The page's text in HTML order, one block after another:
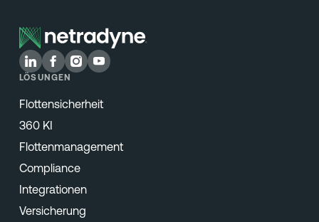
LÖSUNGEN
Flottensicherheit
360 KI
Flottenmanagement
Compliance
Integrationen
Versicherung